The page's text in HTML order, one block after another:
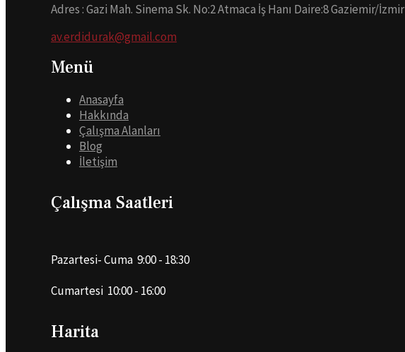
Adres : Gazi Mah. Sinema Sk. No:2 Atmaca İş Hanı Daire:8 Gaziemir/İzmir
av.erdidurak@gmail.com
Menü
Anasayfa
Hakkında
Çalışma Alanları
Blog
İletişim
Çalışma Saatleri
Pazartesi- Cuma 9:00 - 18:30
Cumartesi 10:00 - 16:00
Harita